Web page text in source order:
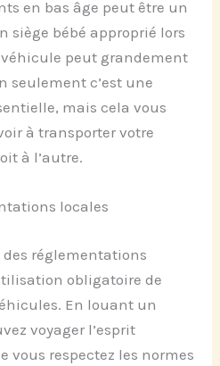
en bas âge peut être un
siège bébé approprié lors
peut grandement
seulement c’est une
mais cela vous
à transporter votre
à l’autre.
locales
réglementations
obligatoire de
En louant un
voyager l’esprit
respectez les normes